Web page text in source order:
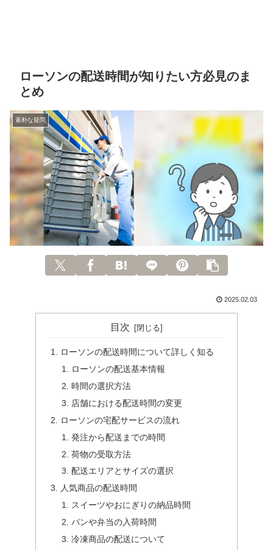
ローソンの配送時間が知りたい方必見のま
とめ
素朴な疑問
2025.02.03
目次
ローソンの配送時間について詳しく知る
ローソンの配送基本情報
時間の選択方法
店舗における配送時間の変更
ローソンの宅配サービスの流れ
発注から配送までの時間
荷物の受取方法
配送エリアとサイズの選択
人気商品の配送時間
スイーツやおにぎりの納品時間
パンや弁当の入荷時間
冷凍商品の配送について